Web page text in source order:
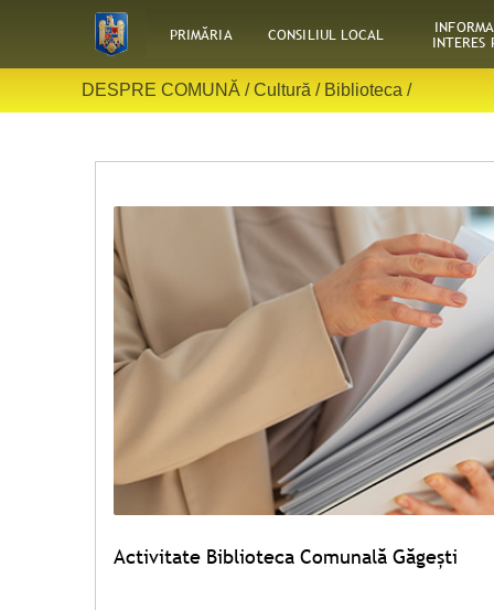
PRIMĂRIA CONSILIUL LOCAL INTERES
DESPRE COMUNĂ /Cultură / Biblioteca /
Activitate Biblioteca Comunală Găgești